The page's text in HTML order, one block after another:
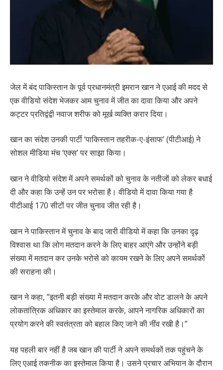
जेल में बंद पाकिस्तान के पूर्व प्रधानमंत्री इमरान खान ने एआई की मदद से
एक वीडियो संदेश भेजकर आम चुनाव में जीत का दावा किया और अपने
कट्टर प्रतिद्वंद्वी नवाज शरीफ को मूर्ख व्यक्ति करार दिया।
खान का संदेश उनकी पार्टी ‘पाकिस्तान तहरीक-ए-इंसाफ’ (पीटीआई) ने
सोशल मीडिया मंच ‘एक्स’ पर साझा किया।
खान ने वीडियो संदेश में अपने समर्थकों को चुनाव के नतीजों को लेकर बधाई
दी और कहा कि उन्हें उन पर भरोसा है। वीडियो में दावा किया गया है
पीटीआई 170 सीटों पर जीत चुनाव जीत रही है।
खान ने पाकिस्तान में चुनाव के बाद जारी वीडियो में कहा कि उनका दृढ़
विश्वास था कि लोग मतदान करने के लिए बाहर आएंगे और उन्होंने बड़ी
संख्या में मतदान कर उनके भरोसे को कायम रखने के लिए अपने समर्थकों
की सराहना की।
खान ने कहा, ”इतनी बड़ी संख्या में मतदान करके और वोट डालने के अपने
लोकतांत्रिक अधिकार का इस्तेमाल करके, आपने नागरिक अधिकारों का
प्रयोग करने की स्वतंत्रता को बहाल किए जाने की नींव रखी है।”
यह पहली बार नहीं है जब खान की पार्टी ने अपने समर्थकों तक पहुंचने के
लिए एआई तकनीक का इस्तेमाल किया है। उसने प्रचार अभियान के दौरान